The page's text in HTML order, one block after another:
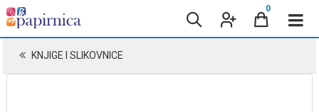
0
KNJIGE I SLIKOVNICE